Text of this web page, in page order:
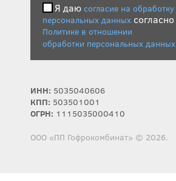
Я даю согласие на обработку
персональных данных согласно
Политике в отношении
обработки персональных данных
ИНН: 5035040606
КПП: 503501001
ОГРН: 1115035000410
ООО «ПП Гофрокомбинат» © 2026.